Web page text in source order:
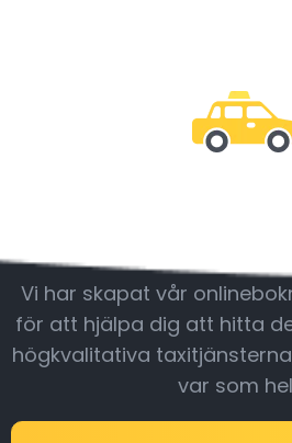
Vi har skapat vår
för att hjälpa dig att hitta
högkvalitativa
var som